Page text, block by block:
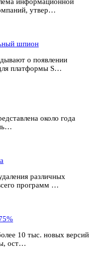
утвер…
шпион
о появлении
платформы S…
около года
различных
программ …
10 тыс. новых версий
ост…